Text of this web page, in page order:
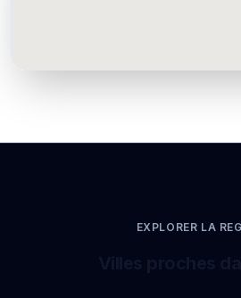
EXPLORER LA